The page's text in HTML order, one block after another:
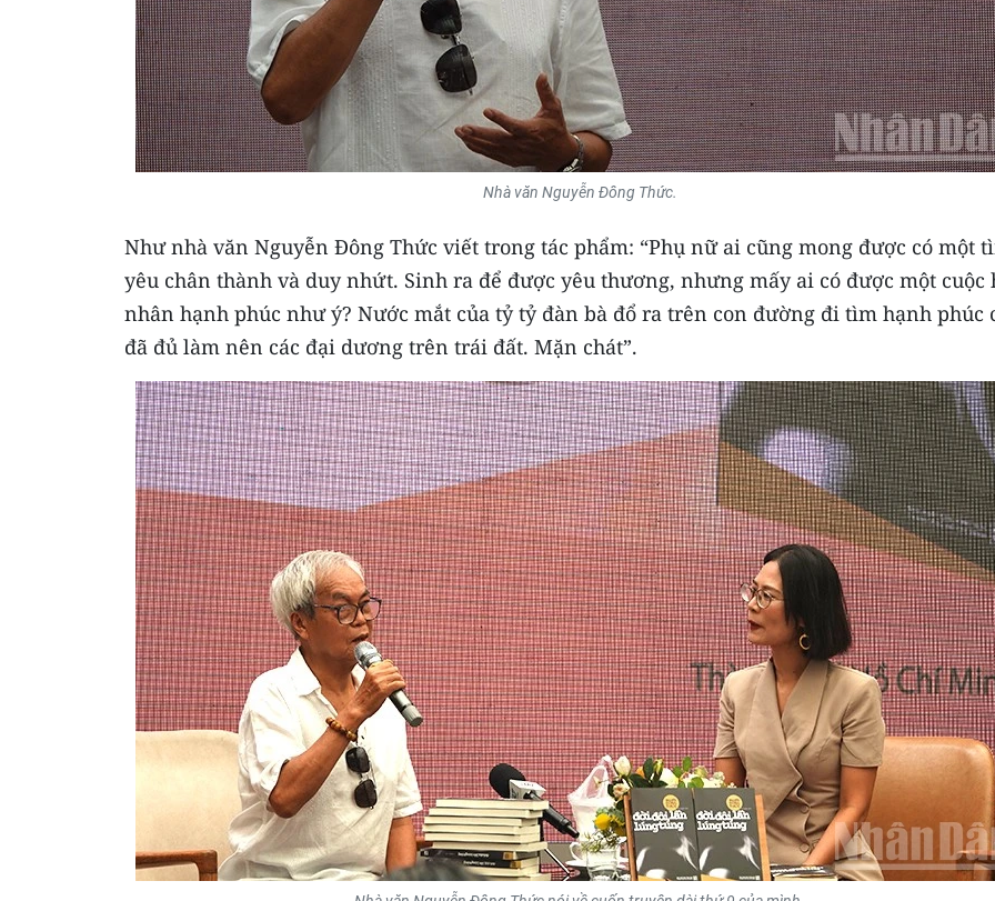
Nhà văn Nguyễn Đông Thức.
Như nhà văn Nguyễn Đông Thức viết trong tác phẩm: “Phụ nữ ai cũng mong được có một
yêu chân thành và duy nhứt. Sinh ra để được yêu thương, nhưng mấy ai có được một cuộc
nhân hạnh phúc như ý? Nước mắt của tỷ tỷ đàn bà đổ ra trên con đường đi tìm hạnh phúc
đã đủ làm nên các đại dương trên trái đất. Mặn chát”.